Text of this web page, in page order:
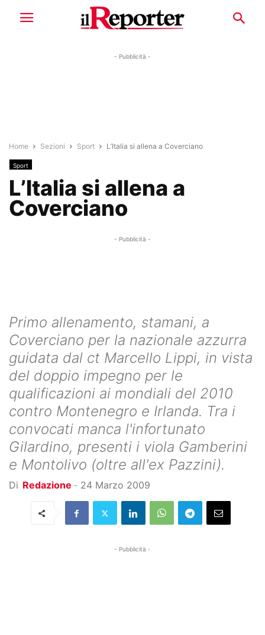
- Pubblicità -
Home Sezioni Sport L’Italia si allena a Coverciano
Sport
L’Italia si allena a
Coverciano
- Pubblicità -
Primo allenamento, stamani, a
Coverciano per la nazionale azzurra
guidata dal ct Marcello Lippi, in vista
del doppio impegno per le
qualificazioni ai mondiali del 2010
contro Montenegro e Irlanda. Tra i
convocati manca l'infortunato
Gilardino, presenti i viola Gamberini
e Montolivo (oltre all'ex Pazzini).
Di Redazione - 24 Marzo 2009
- Pubblicità -